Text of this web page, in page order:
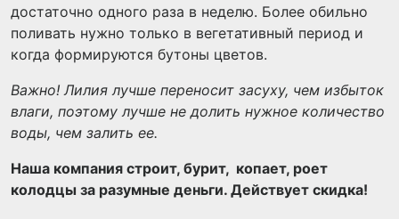
достаточно одного раза в неделю. Более обильно
поливать нужно только в вегетативный период и
когда формируются бутоны цветов.
Важно! Лилия лучше переносит засуху, чем избыток
влаги, поэтому лучше не долить нужное количество
воды, чем залить ее.
Наша компания строит, бурит, копает, роет
колодцы за разумные деньги. Действует скидка!